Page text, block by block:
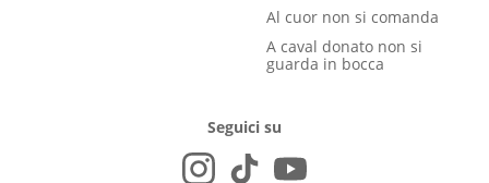
Al cuor non si comanda
A caval donato non si
guarda in bocca
Seguici su